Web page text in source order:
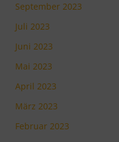
September 2023
Juli 2023
Juni 2023
Mai 2023
April 2023
März 2023
Februar 2023